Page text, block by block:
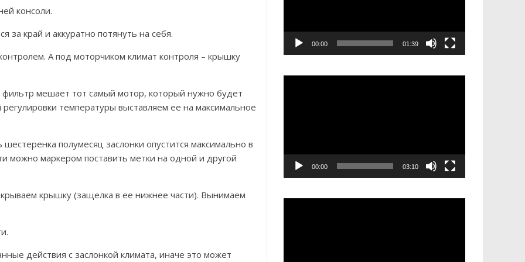
консоли.
за край и аккуратно потянуть на себя.
А под моторчиком климат контроля – крышку
мешает тот самый мотор, который нужно будет
температуры выставляем ее на максимальное
полумесяц заслонки опустится максимально в
можно маркером поставить метки на одной и другой
крышку (защелка в ее нижнее части). Вынимаем
действия с заслонкой климата, иначе это может
00:00 01:39
00:00 03:10